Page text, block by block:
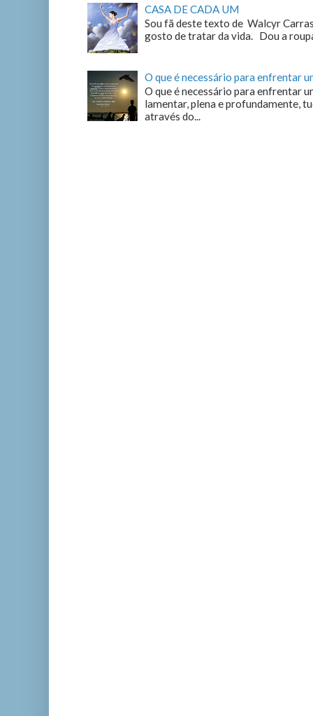
CASA DE CADA UM
Sou fã deste texto de Walcyr
gosto de tratar da vida. Dou a
O que é necessário para enfrentar
O que é necessário para enfrentar
lamentar, plena e profundamente,
através do...